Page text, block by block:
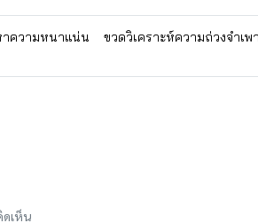
ความหนาแน่น ขวดวิเคราะห์ความถ่วงจำเพ
ดเห็น